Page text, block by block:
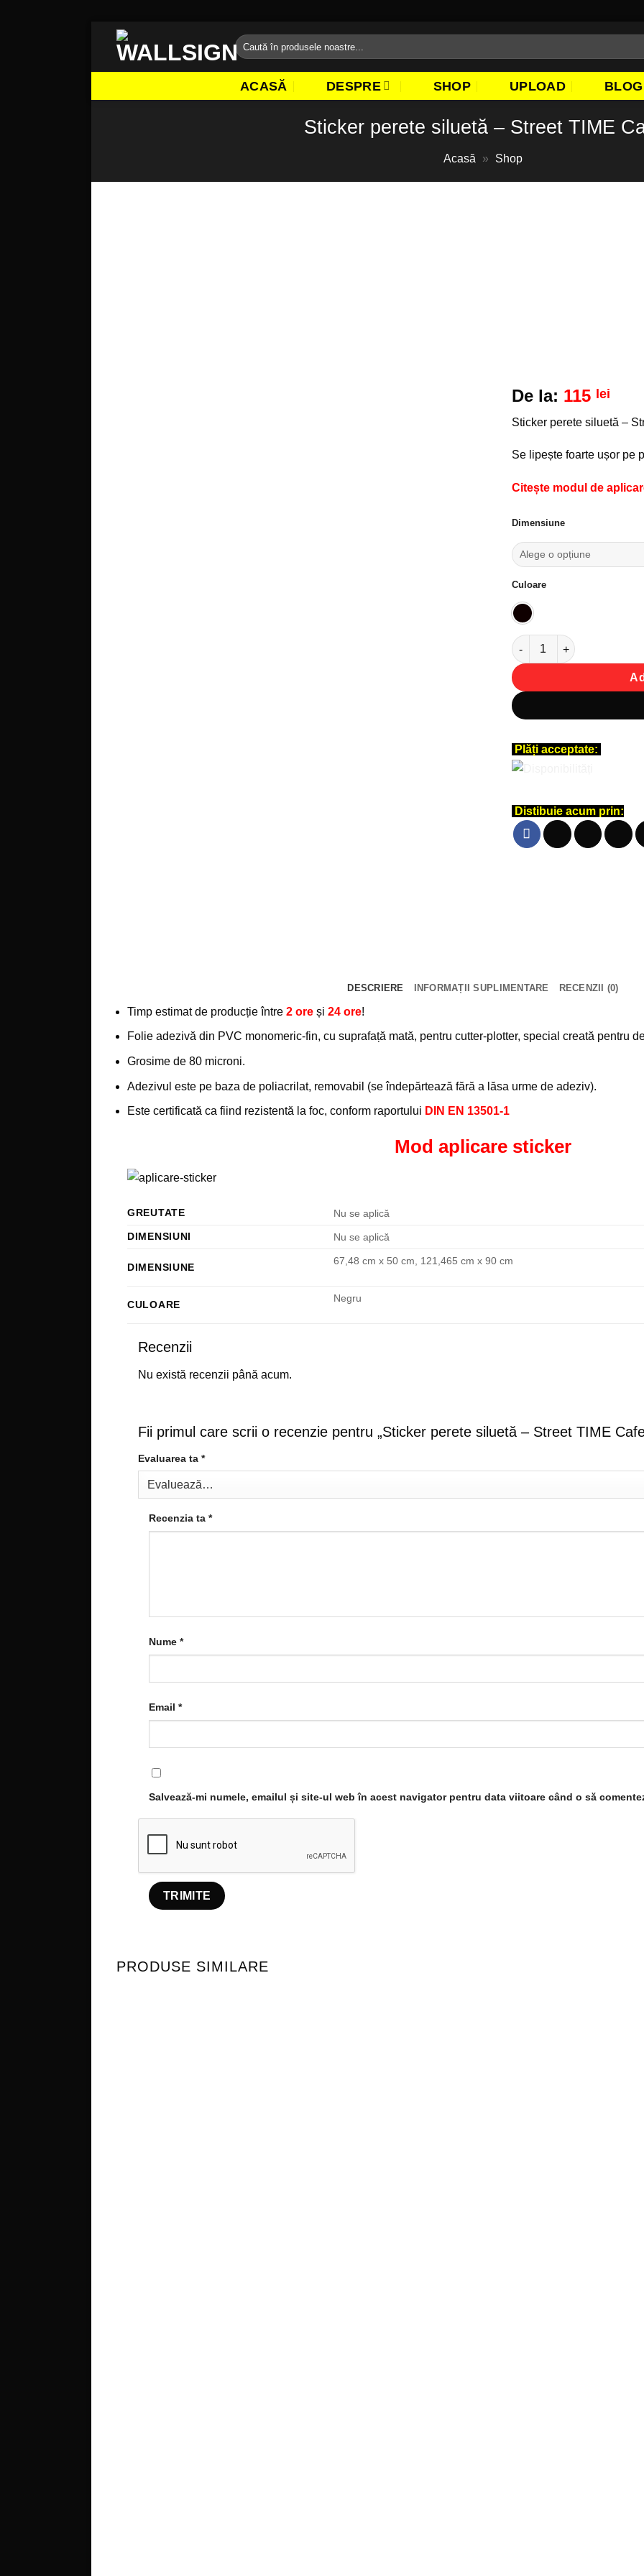
Caută
după:
ACASĂ DESPRE SHOP UPLOAD BLOG
Sticker perete siluetă – Street TIME
Acasă » Shop
De la: 115 lei
Sticker perete siluetă –
Se lipește foarte ușor pe
Citește modul de
Dimensiune
Culoare
Cantitate Sticker perete
Plăți acceptate:
Distibuie acum prin:
DESCRIERE INFORMAȚII SUPLIMENTARE RECENZII (0)
Timp estimat de producție între 2 ore și 24 ore!
Folie adezivă din PVC monomeric-fin, cu suprafață mată, pentru cutter-plotter, special creată pentru
Grosime de 80 microni.
Adezivul este pe baza de poliacrilat, removabil (se îndepărtează fără a lăsa urme de adeziv).
Este certificată ca fiind rezistentă la foc, conform raportului DIN EN 13501-1
Mod aplicare sticker
GREUTATE
Nu se aplică
DIMENSIUNI
Nu se aplică
DIMENSIUNE
67,48 cm x 50 cm, 121,465 cm x 90 cm
CULOARE
Negru
Recenzii
Nu există recenzii până acum.
Fii primul care scrii o recenzie pentru „Sticker perete siluetă – Street TIME
Evaluarea ta *
Recenzia ta *
Nume *
Email *
Salvează-mi numele, emailul și site-ul web în acest navigator pentru data viitoare când o să
PRODUSE SIMILARE